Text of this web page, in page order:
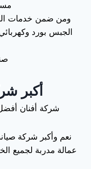
ومن ضمن خدمات
الجبس بورد
أكبر
شركة أفنان
نعم وأكبر شركة
عمالة مدربة لجميع